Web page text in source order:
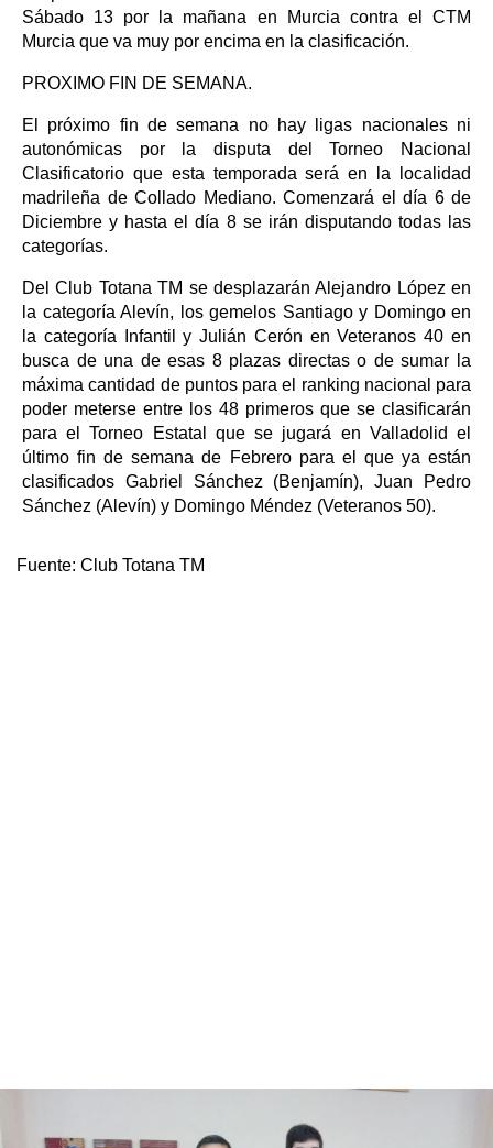
Sábado 13 por la mañana en Murcia contra el CTM
Murcia que va muy por encima en la clasificación.
PROXIMO FIN DE SEMANA.
El próximo fin de semana no hay ligas nacionales ni
autonómicas por la disputa del Torneo Nacional
Clasificatorio que esta temporada será en la localidad
madrileña de Collado Mediano. Comenzará el día 6 de
Diciembre y hasta el día 8 se irán disputando todas las
categorías.
Del Club Totana TM se desplazarán Alejandro López en
la categoría Alevín, los gemelos Santiago y Domingo en
la categoría Infantil y Julián Cerón en Veteranos 40 en
busca de una de esas 8 plazas directas o de sumar la
máxima cantidad de puntos para el ranking nacional para
poder meterse entre los 48 primeros que se clasificarán
para el Torneo Estatal que se jugará en Valladolid el
último fin de semana de Febrero para el que ya están
clasificados Gabriel Sánchez (Benjamín), Juan Pedro
Sánchez (Alevín) y Domingo Méndez (Veteranos 50).
Fuente: Club Totana TM